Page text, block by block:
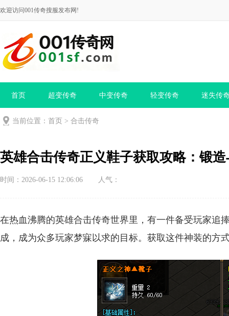
欢迎访问001传奇搜服发布网!
首页 超变传奇 中变传奇 轻变传奇 迷失传
当前位置： 首页 > 合击传奇
英雄合击传奇正义鞋子获取攻略：锻
时间：2026-06-15 12:06:06 人气：
在热血沸腾的英雄合击传奇世界里，有一件备受玩家
成，成为众多玩家梦寐以求的目标。获取这件神装的方